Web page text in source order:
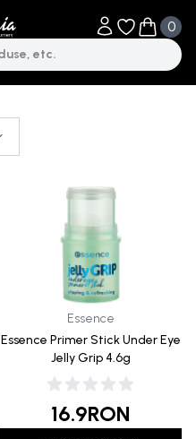
Obiecte în
0
Obiecte
Essence
Essence Primer Stick Under Eye
Jelly Grip 4.6g
16.9RON